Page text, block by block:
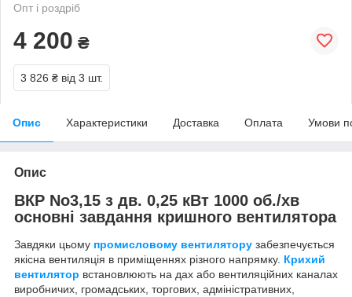
Опт і роздріб
4 200 ₴
3 826 ₴ від 3 шт.
Опис Характеристики Доставка Оплата Умови
Опис
ВКР No3,15 з дв. 0,25 кВт 1000 об./хв
основні завдання кришного вентилятора
Завдяки цьому промисловому вентилятору забезпечується
якісна вентиляція в приміщеннях різного напрямку. Крихий
вентилятор встановлюють на дах або вентиляційних каналах
виробничих, громадських, торгових, адміністративних,